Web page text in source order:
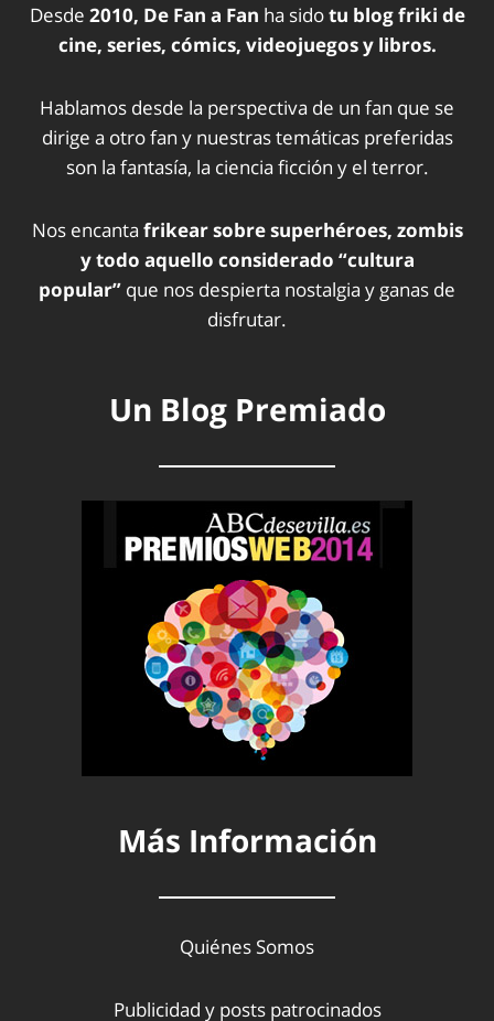
Desde 2010, De Fan a Fan ha sidotu blog friki de
cine, series, cómics, videojuegos y libros.
Hablamos desde la perspectiva de un fan que se
dirige a otro fan y nuestras temáticas preferidas
son la fantasía, la ciencia ficción y el terror.
Nos encanta frikear sobre superhéroes, zombis
y todo aquello considerado “cultura
popular” que nos despierta nostalgia y ganas de
disfrutar.
Un Blog Premiado
Más Información
Quiénes Somos
Publicidad y posts patrocinados